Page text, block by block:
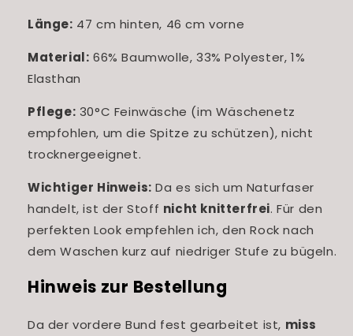
Länge: 47 cm hinten, 46 cm vorne
Material: 66% Baumwolle, 33% Polyester, 1%
Elasthan
Pflege: 30°C Feinwäsche (im Wäschenetz
empfohlen, um die Spitze zu schützen), nicht
trocknergeeignet.
Wichtiger Hinweis: Da es sich um Naturfaser
handelt, ist der Stoff nicht knitterfrei. Für den
perfekten Look empfehlen ich, den Rock nach
dem Waschen kurz auf niedriger Stufe zu bügeln.
Hinweis zur Bestellung
Da der vordere Bund fest gearbeitet ist, miss